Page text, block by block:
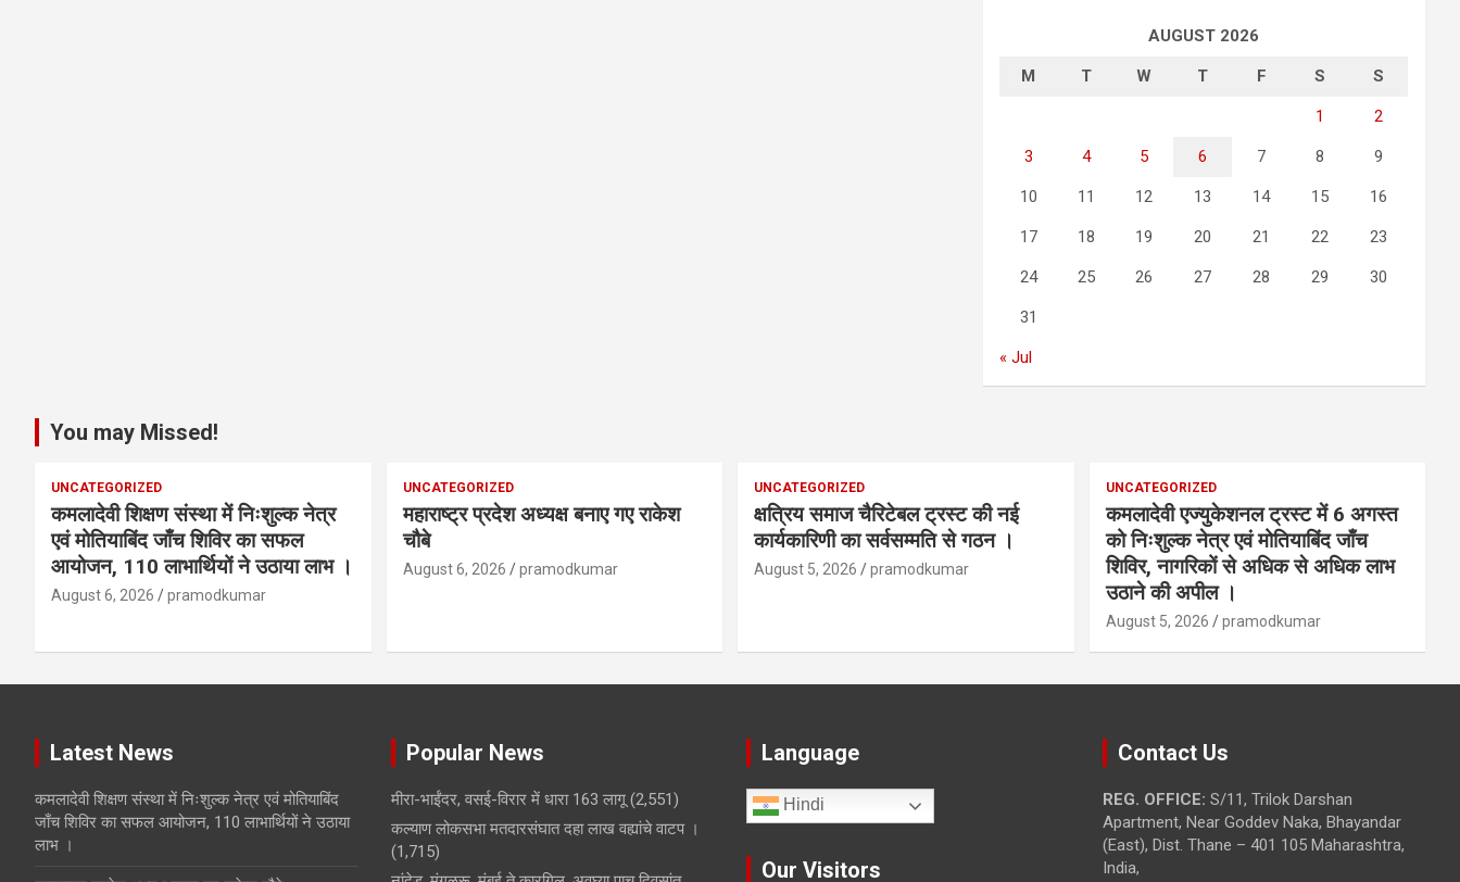
AUGUST 2026
M T W T F S S
1 2
3 4 5 6 7 8 9
10 11 12 13 14 15 16
17 18 19 20 21 22 23
24 25 26 27 28 29 30
31
« Jul
You may Missed!
UNCATEGORIZED
कमलादेवी शिक्षण संस्था में निःशुल्क नेत्र
एवं मोतियाबिंद जाँच शिविर का सफल
आयोजन, 110 लाभार्थियों ने उठाया लाभ ।
August 6, 2026 pramodkumar
UNCATEGORIZED
महाराष्ट्र प्रदेश अध्यक्ष बनाए गए राकेश
चौबे
August 6, 2026 pramodkumar
UNCATEGORIZED
क्षत्रिय समाज चैरिटेबल ट्रस्ट की नई
कार्यकारिणी का सर्वसम्मति से गठन ।
August 5, 2026 pramodkumar
UNCATEGORIZED
कमलादेवी एज्युकेशनल ट्रस्ट में 6 अगस्त
को निःशुल्क नेत्र एवं मोतियाबिंद जाँच
शिविर, नागरिकों से अधिक से अधिक लाभ
उठाने की अपील ।
August 5, 2026 pramodkumar
Latest News
कमलादेवी शिक्षण संस्था में निःशुल्क नेत्र एवं मोतियाबिंद
जाँच शिविर का सफल आयोजन, 110 लाभार्थियों ने उठाया
लाभ ।
Popular News
मीरा-भाईंदर, वसई-विरार में धारा 163 लागू (2,551)
कल्याण लोकसभा मतदारसंघात दहा लाख वह्यांचे वाटप ।
(1,715)
Language
Hindi
Our Visitors
Contact Us
REG. OFFICE: S/11, Trilok Darshan
Apartment, Near Goddev Naka, Bhayandar
(East), Dist. Thane – 401 105 Maharashtra,
India,